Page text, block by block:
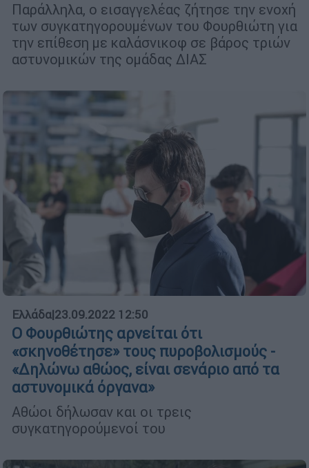
Παράλληλα, ο εισαγγελέας ζήτησε την ενοχή
των συγκατηγορουμένων του Φουρθιώτη για
την επίθεση με καλάσνικοφ σε βάρος τριών
αστυνομικών της ομάδας ΔΙΑΣ
Ελλάδα|23.09.2022 12:50
Ο Φουρθιώτης αρνείται ότι
«σκηνοθέτησε» τους πυροβολισμούς -
«Δηλώνω αθώος, είναι σενάριο από τα
αστυνομικά όργανα»
Αθώοι δήλωσαν και οι τρεις
συγκατηγορούμενοί του